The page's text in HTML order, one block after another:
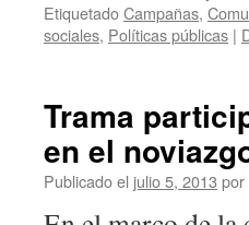
EtiquetadoCampañas,
sociales, Políticas públicas |
Trama
en el
Publicado el julio 5, 2013 por